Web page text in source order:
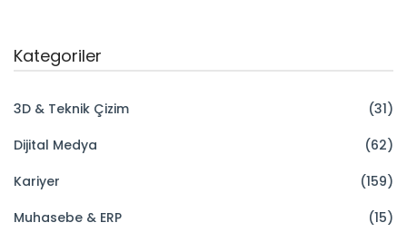
Kategoriler
3D & Teknik Çizim
(31)
Dijital Medya
(62)
Kariyer
(159)
Muhasebe & ERP
(15)